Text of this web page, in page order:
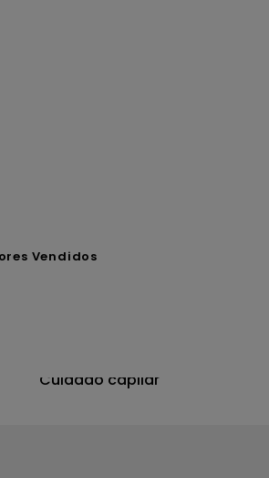
Vendidos
Cuidado capilar